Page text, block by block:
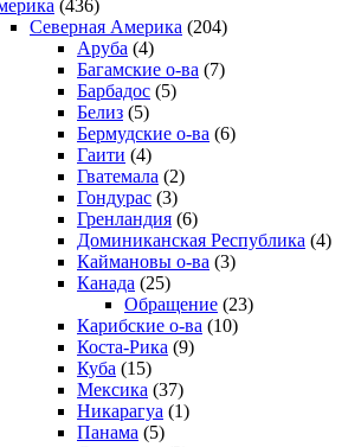
(436)
Северная Америка (204)
Аруба (4)
Багамские о-ва (7)
Барбадос (5)
Белиз (5)
Бермудские о-ва (6)
Гаити (4)
Гватемала (2)
Гондурас (3)
Гренландия (6)
Доминиканская Республика (4)
Каймановы о-ва (3)
Канада (25)
Обращение (23)
Карибские о-ва (10)
Коста-Рика (9)
Куба (15)
Мексика (37)
Никарагуа (1)
Панама (5)